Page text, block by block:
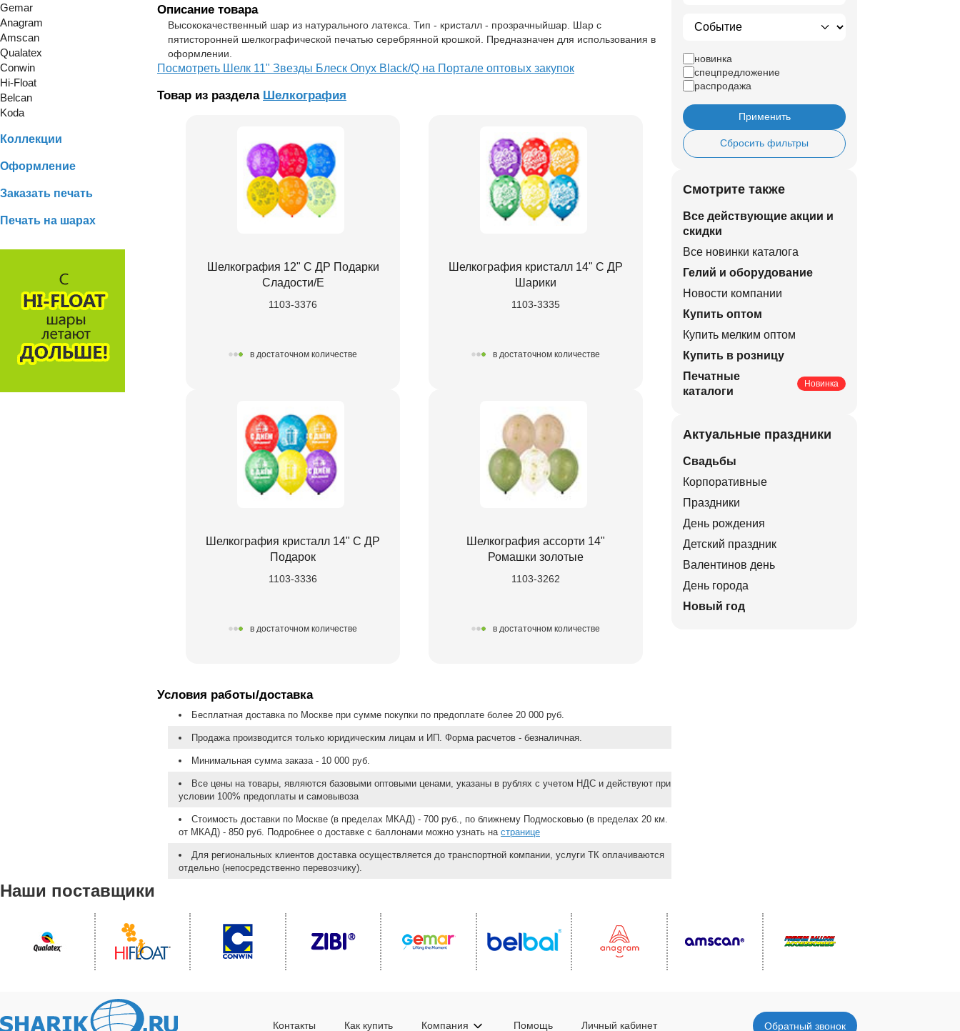
Gemar
Anagram
Amscan
Qualatex
Conwin
Hi-Float
Belcan
Koda
Коллекции
Оформление
Заказать печать
Печать на шарах
Описание товара
Высококачественный шар из натурального латекса. Тип - кристалл - прозрачныйшар. Шар с
пятисторонней шелкографической печатью серебрянной крошкой. Предназначен для использования в
оформлении.
Посмотреть Шелк 11" Звезды Блеск Onyx Black/Q на Портале оптовых закупок
Товар из раздела Шелкография
Шелкография 12" С ДР Подарки
Сладости/Е
1103-3376
в достаточном количестве
Шелкография кристалл 14" С ДР
Шарики
1103-3335
в достаточном количестве
Шелкография кристалл 14" С ДР
Подарок
1103-3336
в достаточном количестве
Шелкография ассорти 14"
Ромашки золотые
1103-3262
в достаточном количестве
Условия работы/доставка
Бесплатная доставка по Москве при сумме покупки по предоплате более 20 000 руб.
Продажа производится только юридическим лицам и ИП. Форма расчетов - безналичная.
Минимальная сумма заказа - 10 000 руб.
Все цены на товары, являются базовыми оптовыми ценами, указаны в рублях с учетом НДС и действуют при
условии 100% предоплаты и самовывоза
Стоимость доставки по Москве (в пределах МКАД) - 700 руб., по ближнему Подмосковью (в пределах 20 км.
от МКАД) - 850 руб. Подробнее о доставке с баллонами можно узнать на странице
Для региональных клиентов доставка осуществляется до транспортной компании, услуги ТК оплачиваются
отдельно (непосредственно перевозчику).
новинка
спецпредложение
распродажа
Применить
Сбросить фильтры
Смотрите также
Все действующие акции и
скидки
Все новинки каталога
Гелий и оборудование
Новости компании
Купить оптом
Купить мелким оптом
Купить в розницу
Печатные
каталоги
Новинка
Актуальные праздники
Свадьбы
Корпоративные
Праздники
День рождения
Детский праздник
Валентинов день
День города
Новый год
Наши поставщики
Контакты Как купить Компания Помощь Личный кабинет Обратный звонок